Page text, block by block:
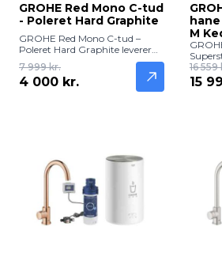
GROHE Red Mono C-tud
- Poleret Hard Graphite
GROHE Red Mono C-tud –
Poleret Hard Graphite leverer
kogende vand direkte fra
køkkenhanen med stilfuld og
holdbar Hard Graphite-finish.
Perfekt til te, kaffe og hurtig
7 999 kr.
4 000 kr.
M
frisk,
16 559
15